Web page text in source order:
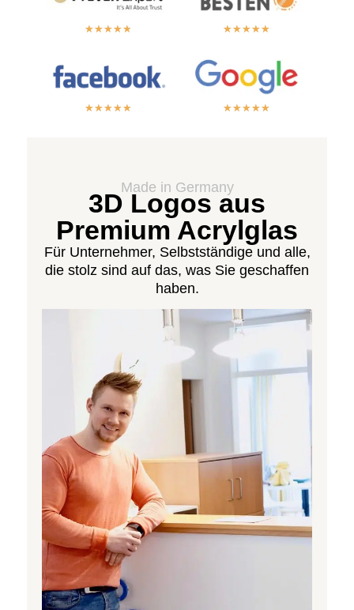
★★★★★ ★★★★★
★★★★★ ★★★★★
Made in Germany
3D Logos aus
Premium Acrylglas
Für Unternehmer, Selbstständige und alle,
die stolz sind auf das, was Sie geschaffen
haben.